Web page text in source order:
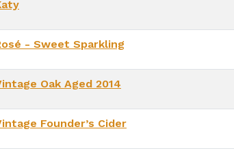
- Sweet Sparkling
Oak Aged 2014
Founder’s Cider